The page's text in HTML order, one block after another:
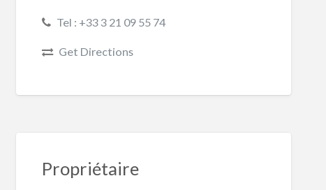
Tel : +33 3 21 09 55 74
Get Directions
Propriétaire